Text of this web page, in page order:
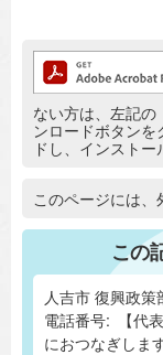
追加情報：PDF
ない方は、左記
ンロードボタン
ドし、インストー
追加情報：外部
このページには、
この
人吉市 復興政
電話番号:
【代
におつなぎしま